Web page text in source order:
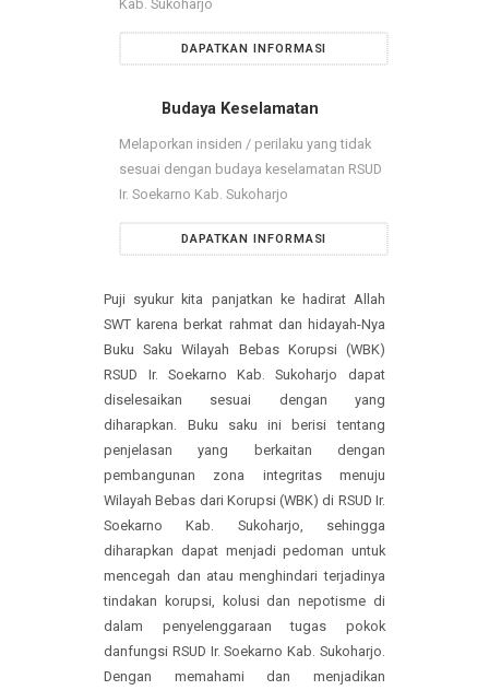
Benturan Kepentingan
Laporan Benturan Kepentingan para
Kab. Sukoharjo
DAPATKAN INFORMASI
Budaya Keselamatan
Melaporkan insiden / perilaku yang tidak
Ir. Soekarno Kab. Sukoharjo
DAPATKAN INFORMASI
Puji syukur kita panjatkan ke hadirat Allah
SWT karena berkat rahmat dan hidayah-Nya
Buku Saku Wilayah Bebas Korupsi (WBK)
RSUD Ir. Soekarno Kab. Sukoharjo dapat
diselesaikan sesuai dengan yang
diharapkan. Buku saku ini berisi tentang
penjelasan yang berkaitan dengan
pembangunan zona integritas menuju
Wilayah Bebas dari Korupsi (WBK) di RSUD Ir.
Soekarno Kab. Sukoharjo, sehingga